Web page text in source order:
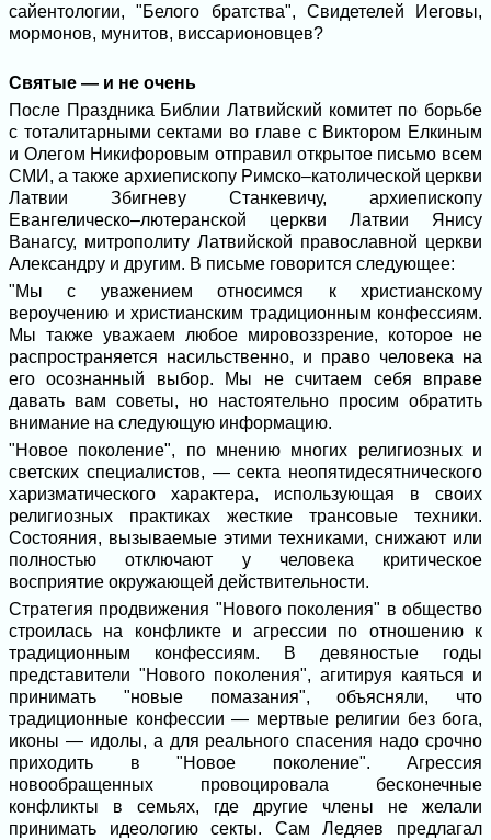
сайентологии, "Белого братства", Свидетелей Иеговы,
мормонов, мунитов, виссарионовцев?
Святые — и не очень
После Праздника Библии Латвийский комитет по борьбе
с тоталитарными сектами во главе с Виктором Елкиным
и Олегом Никифоровым отправил открытое письмо всем
СМИ, а также архиепископу Римско–католической церкви
Латвии Збигневу Станкевичу, архиепископу
Евангелическо–лютеранской церкви Латвии Янису
Ванагсу, митрополиту Латвийской православной церкви
Александру и другим. В письме говорится следующее:
"Мы с уважением относимся к христианскому
вероучению и христианским традиционным конфессиям.
Мы также уважаем любое мировоззрение, которое не
распространяется насильственно, и право человека на
его осознанный выбор. Мы не считаем себя вправе
давать вам советы, но настоятельно просим обратить
внимание на следующую информацию.
"Новое поколение", по мнению многих религиозных и
светских специалистов, — секта неопятидесятнического
харизматического характера, использующая в своих
религиозных практиках жесткие трансовые техники.
Состояния, вызываемые этими техниками, снижают или
полностью отключают у человека критическое
восприятие окружающей действительности.
Стратегия продвижения "Нового поколения" в общество
строилась на конфликте и агрессии по отношению к
традиционным конфессиям. В девяностые годы
представители "Нового поколения", агитируя каяться и
принимать "новые помазания", объясняли, что
традиционные конфессии — мертвые религии без бога,
иконы — идолы, а для реального спасения надо срочно
приходить в "Новое поколение". Агрессия
новообращенных провоцировала бесконечные
конфликты в семьях, где другие члены не желали
принимать идеологию секты. Сам Ледяев предлагал